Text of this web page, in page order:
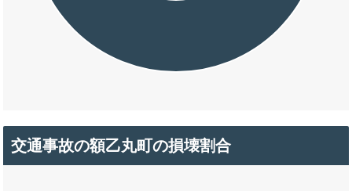
交通事故の額乙丸町の損壊割合